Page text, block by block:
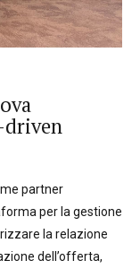
driven
partner
per la gestione
la relazione
dell’offerta,